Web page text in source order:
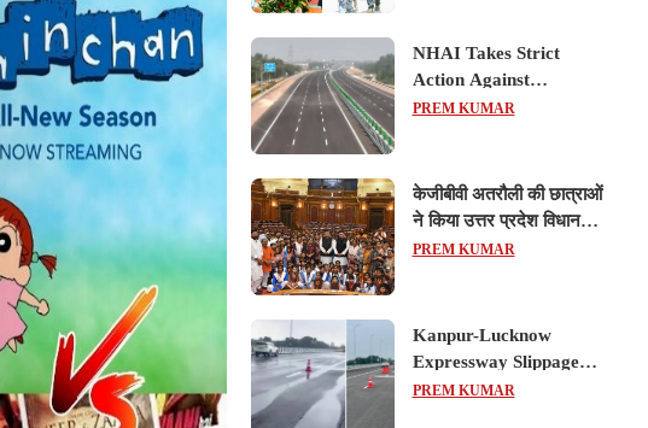
NHAI Takes Strict
Action Against
Concessionaire,
Expressway Issues
PREM KUMAR
केजीबीवी अतरौली की छात्राओं
ने किया उत्तर प्रदेश विधानसभा
का शैक्षिक भ्रमण, लोकतांत्रिक
PREM KUMAR
Kanpur-Lucknow
Expressway Slippage
Action: कानपुर-लखनऊ
PREM KUMAR